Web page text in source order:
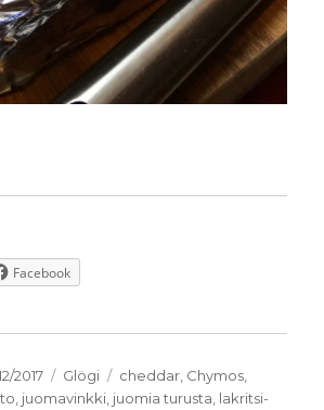
Facebook
2017 Kategoriat
Glögi Avainsanat
cheddar Chymos
juomavinkki juomia turusta lakritsi-